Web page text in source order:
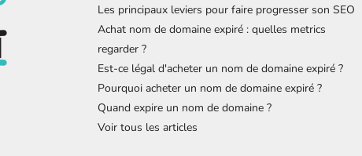
Les principaux leviers pour faire progresser son SEO
Achat nom de domaine expiré : quelles metrics
regarder ?
Est-ce légal d'acheter un nom de domaine expiré ?
Pourquoi acheter un nom de domaine expiré ?
Quand expire un nom de domaine ?
Voir tous les articles